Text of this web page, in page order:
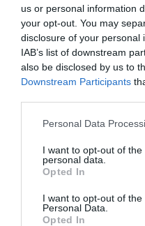
us or personal information
your opt-out. You may
disclosure of your personal
IAB’s list of downstream
also be disclosed by us to
Downstream Participants
Please note that this
not limited to your visit or
grant or deny consent to
use your data for below
consent section.
Personal Data
I want to opt-out of
personal data.
Opted In
I want to opt-out of the
Personal Data.
Opted In
07.08.2026 | 08:02
Κλιμακώνουν οι
κατά στρατιωτικών
Πλήγματα & στη